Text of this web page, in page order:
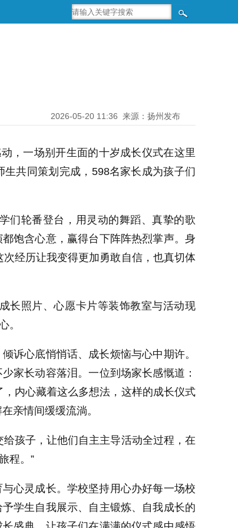
2026-05-20 11:36 来源：扬州发布
，一场别开生面的十岁成长仪式在这里
共同策划完成，598名家长成为孩子们
们轮番登台，用灵动的舞蹈、真挚的歌
饱含心意，赢得台下阵阵热烈掌声。身
经历让我变得更加勇敢自信，也真切体
长照片、心愿卡片等装饰教室与活动现
。
诉心底悄悄话、成长烦恼与心中期许。
家长动容落泪。一位到场家长感慨道：
内心藏着这么多想法，这样的成长仪式
亲情间缓缓流淌。
孩子，让他们自主主导活动全过程，在
程。”
心灵成长。学校坚持用心办好每一场校
学生自我展示、自主锻炼、自我成长的